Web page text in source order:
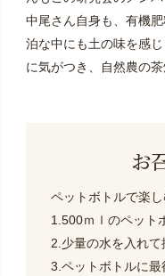
中尾さん自身も、有機
泊な中にも土の味を感
に気がつき、自然農の
お
ペットボトルで楽
1.500ｍｌのペット
2.少量の水を入れて
3.ペットボトルに